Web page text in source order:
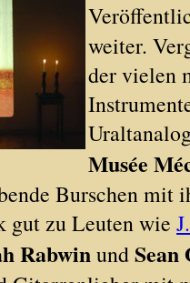
weiter.
der vielen
Musée
Burschen
gut zu Leuten wie
RabwinundSean